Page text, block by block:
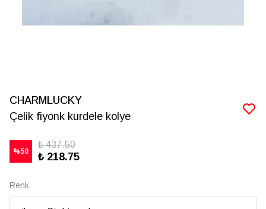
CHARMLUCKY
Çelik fiyonk kurdele kolye
%50
₺ 437.50
₺ 218.75
Renk